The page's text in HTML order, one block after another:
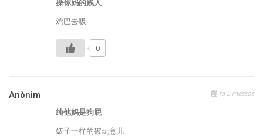
操你妈的贱人
鸡巴去吸
0
Anònim fa 5 messos
纯他妈是狗屁
婊子一样的破玩意儿